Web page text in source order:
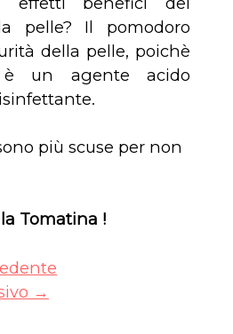
pelle? Il pomodoro
della pelle, poichè
un agente acido
più scuse per non
Tomatina !
→